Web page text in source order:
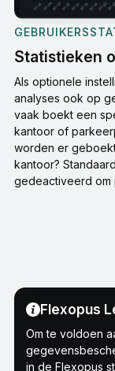
Statistieken
Als optionele
analyses ook op
vaak boekt een
kantoor of
worden er
kantoor?
gedeactiveerd om
Flexopus
Om te voldoen
in de Flexopus